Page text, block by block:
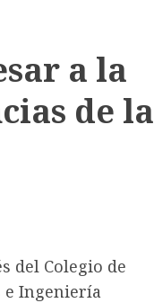
a la
de la
del Colegio de
e Ingeniería